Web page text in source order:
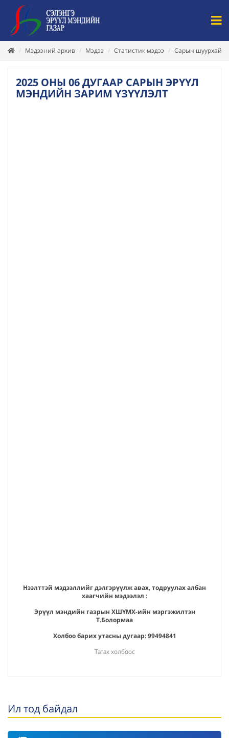
Мэдээний архив Мэдээ Статистик мэдээ Сарын шуурхай
2025 ОНЫ 06 ДУГААР САРЫН ЭРҮҮЛ
МЭНДИЙН ЗАРИМ ҮЗҮҮЛЭЛТ
Нээлттэй мэдээллийг дэлгэрүүлж авах, тодруулах албан
хаагчийн мэдээлэл :
Эрүүл мэндийн газрын ХШҮМХ-ийн мэргэжилтэн
Т.Болормаа
Холбоо барих утасны дугаар: 99494841
Татах холбоос
Ил тод байдал